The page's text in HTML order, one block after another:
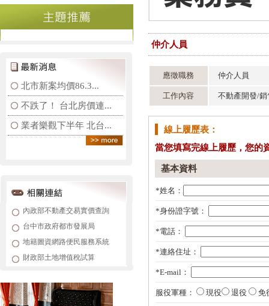
北市新案均價86.3...
不跌了！ 台北房價連...
業者樂觀下半年 北台...
內政部不動產交易實價查詢
台中市政府都市發展局
地籍圖資網路便民服務系統
財政部土地增值稅試算
仲介人員
應徵職務 仲介人員
工作內容 不動產開發/銷
線上履歷表：
當您填寫完線上履歷，您的
基本資料
*姓名：
*身份證字號：
*電話：
*連絡住址：
*E-mail：
服役軍種： 現役 退役 免